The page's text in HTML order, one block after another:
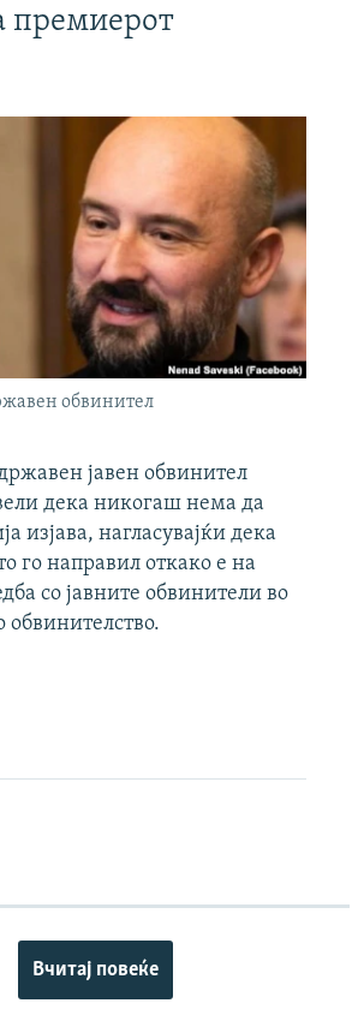
премиерот
обвинител
јавен обвинител
дека никогаш нема да
изјава, нагласувајќи дека
го направил откако е на
со јавните обвинители во
обвинителство.
Вчитај повеќе